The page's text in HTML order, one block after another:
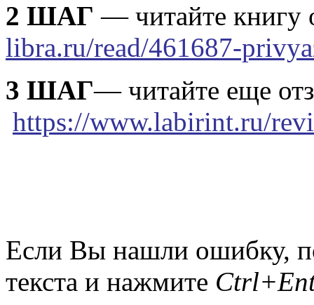
2 ШАГ — читайте
libra.ru/read/461687-
3 ШАГ— читайте еще
https://www.labirint.ru/
Если Вы нашли ошибку,
текста и нажмите